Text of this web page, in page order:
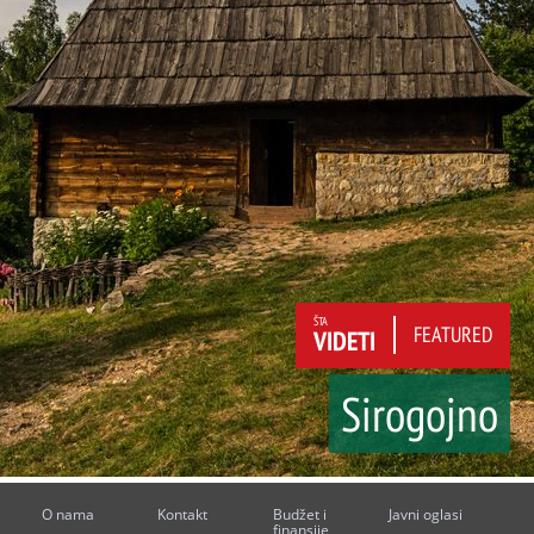
ŠTA
VIDETI FEATURED
Sirogojno
O nama Kontakt Budžet i
finansije
Javni oglasi